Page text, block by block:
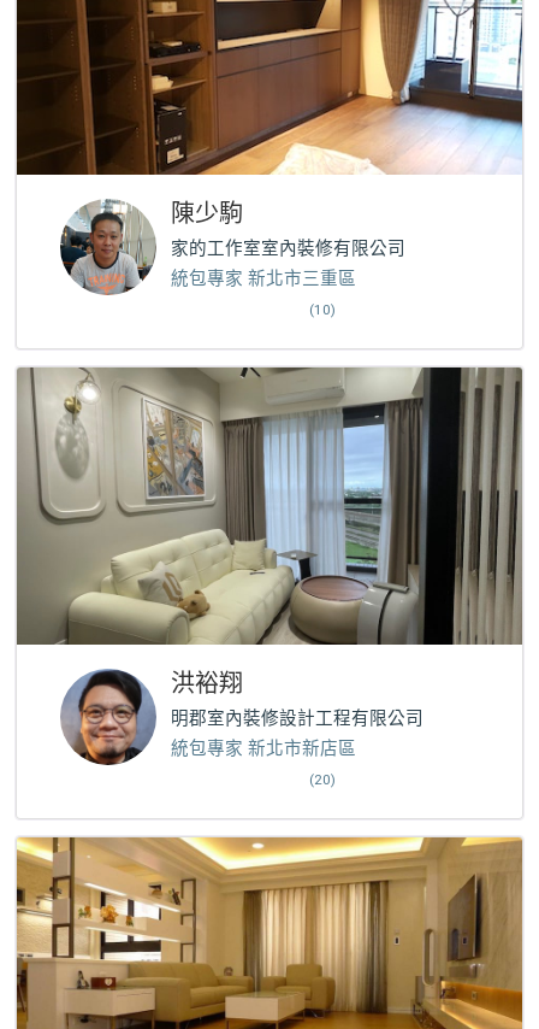
陳少駒
家的工作室室內裝修有限公司
統包專家 新北市三重區
(10)
洪裕翔
明郡室內裝修設計工程有限公司
統包專家 新北市新店區
(20)